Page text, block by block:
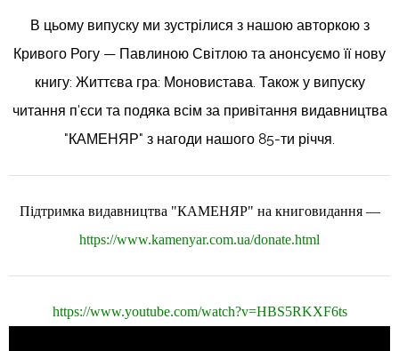
В цьому випуску ми зустрілися з нашою авторкою з
Кривого Рогу — Павлиною Світлою та анонсуємо її нову
книгу: Життєва гра: Моновистава. Також у випуску
читання п'єси та подяка всім за привітання видавництва
"КАМЕНЯР" з нагоди нашого 85-ти річчя.
Підтримка видавництва "КАМЕНЯР" на книговидання —
https://www.kamenyar.com.ua/donate.html
https://www.youtube.com/watch?v=HBS5RKXF6ts